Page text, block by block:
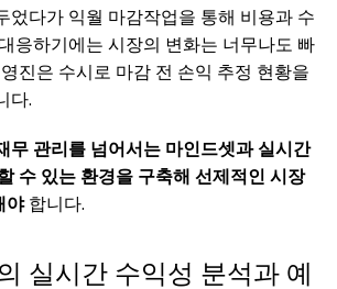
었다가 익월 마감작업을 통해 비용과 수
응하기에는 시장의 변화는 너무나도 빠
진은 수시로 마감 전 손익 추정 현황을
다.
무 관리를 넘어서는 마인드셋과 실시간
수 있는 환경을 구축해 선제적인 시장
야합니다.
실시간 수익성 분석과 예